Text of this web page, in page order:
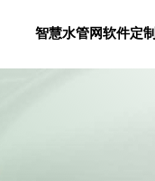
智慧水管网软件定制